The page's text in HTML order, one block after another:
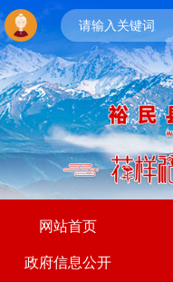
网站首页
政府信息公开